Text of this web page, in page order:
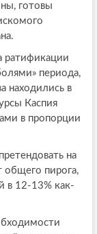
готовы
ратификации
периода,
находились в
Каспия
в пропорции
на
общего пирога,
в 12-13% как-